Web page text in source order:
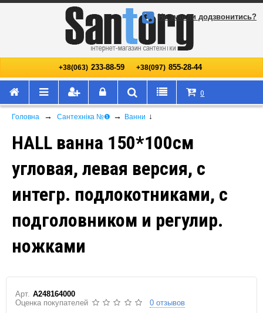
+38(063) 233-88-59 +38(097) 855-28-44
Не змогли додзвонитись?
0
Головна → Сантехніка №❶ → Ванни ↓
HALL ванна 150*100см
угловая, левая версия, с
интегр. подлокотниками, с
подголовником и регулир.
ножками
Арт. A248164000
Оценка покупателей
0 отзывов